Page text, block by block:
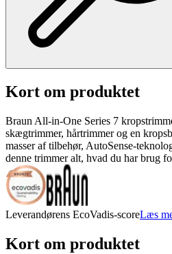
Kort om produktet
Braun All-in-One Series 7
skægtrimmer, hårtrimmer og en
masser af tilbehør, AutoSense-
denne trimmer alt, hvad du har brug
Leverandørens EcoVadis-scoreLæs
Kort om produktet